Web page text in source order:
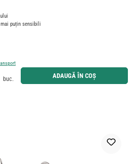
puțin sensibili
dorită sau utilizați butoanele pentru a mări sau micșora
buc. ADAUGĂ ÎN COȘ